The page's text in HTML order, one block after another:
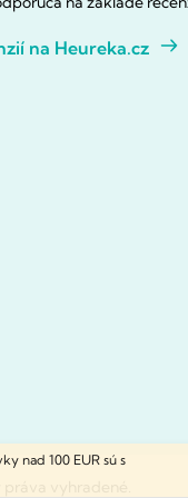
nad 100 EUR sú s
na Heureka.cz